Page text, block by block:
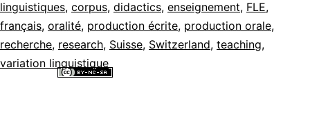
linguistiques, corpus, didactics, enseignement, FLE,
français, oralité, production écrite, production orale,
recherche, research, Suisse, Switzerland, teaching,
variation linguistique